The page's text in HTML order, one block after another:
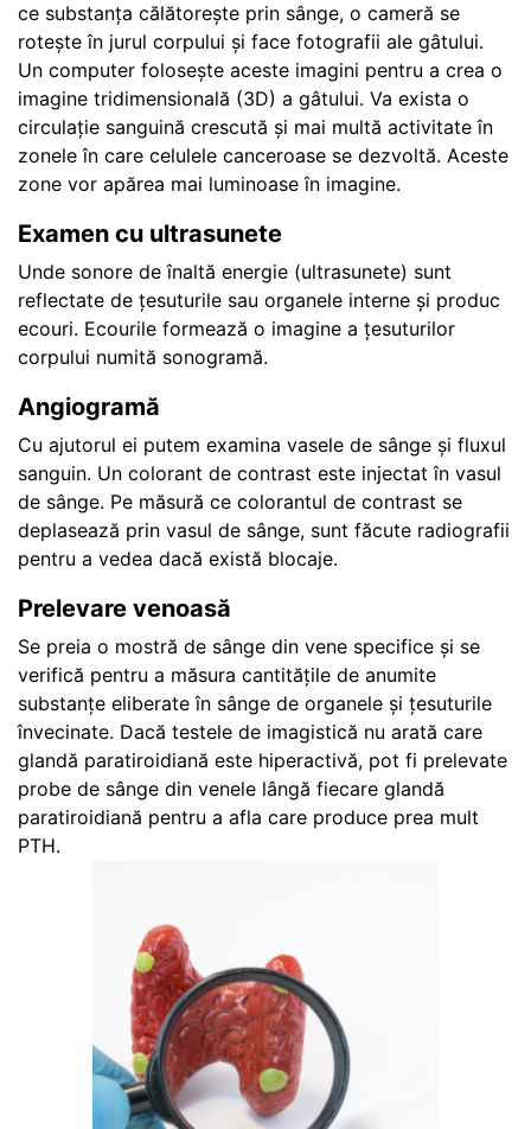
ce substanța călătorește prin sânge, o cameră se
rotește în jurul corpului și face fotografii ale gâtului.
Un computer folosește aceste imagini pentru a crea o
imagine tridimensională (3D) a gâtului. Va exista o
circulație sanguină crescută și mai multă activitate în
zonele în care celulele canceroase se dezvoltă. Aceste
zone vor apărea mai luminoase în imagine.
Examen cu ultrasunete
Unde sonore de înaltă energie (ultrasunete) sunt
reflectate de țesuturile sau organele interne și produc
ecouri. Ecourile formează o imagine a țesuturilor
corpului numită sonogramă.
Angiogramă
Cu ajutorul ei putem examina vasele de sânge și fluxul
sanguin. Un colorant de contrast este injectat în vasul
de sânge. Pe măsură ce colorantul de contrast se
deplasează prin vasul de sânge, sunt făcute radiografii
pentru a vedea dacă există blocaje.
Prelevare venoasă
Se preia o mostră de sânge din vene specifice și se
verifică pentru a măsura cantitățile de anumite
substanțe eliberate în sânge de organele și țesuturile
învecinate. Dacă testele de imagistică nu arată care
glandă paratiroidiană este hiperactivă, pot fi prelevate
probe de sânge din venele lângă fiecare glandă
paratiroidiană pentru a afla care produce prea mult
PTH.